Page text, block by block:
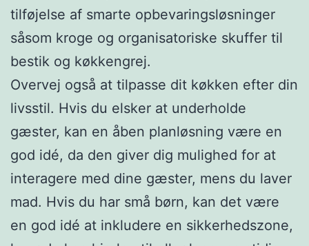
tilføjelse af smarte opbevaringsløsninger
såsom kroge og organisatoriske skuffer til
bestik og køkkengrej.
Overvej også at tilpasse dit køkken efter din
livsstil. Hvis du elsker at underholde
gæster, kan en åben planløsning være en
god idé, da den giver dig mulighed for at
interagere med dine gæster, mens du laver
mad. Hvis du har små børn, kan det være
en god idé at inkludere en sikkerhedszone,